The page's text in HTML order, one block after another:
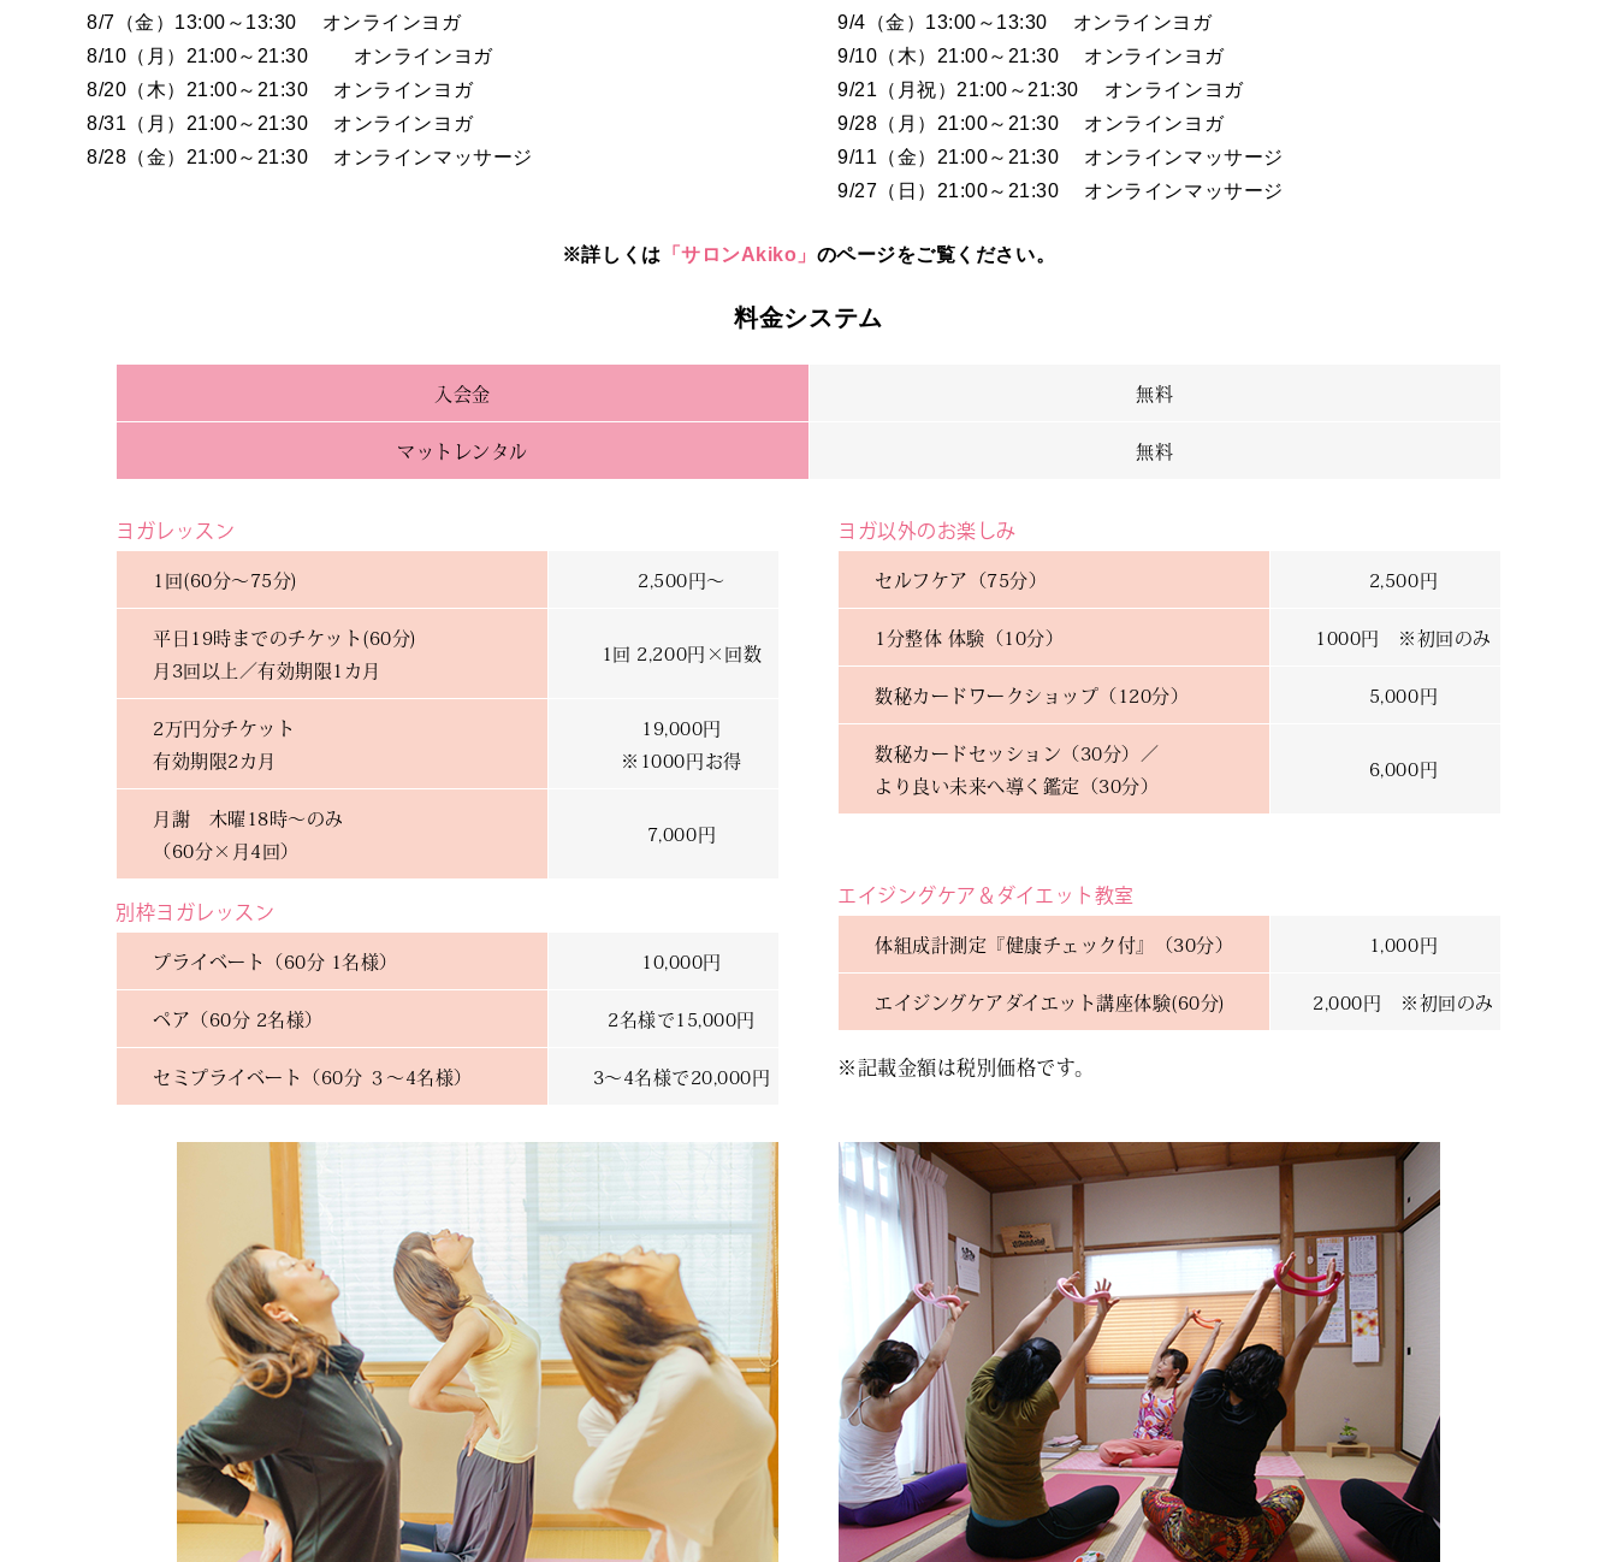
8/7（金）13:00～13:30 オンラインヨガ
8/10（月）21:00～21:30 オンラインヨガ
8/20（木）21:00～21:30 オンラインヨガ
8/31（月）21:00～21:30 オンラインヨガ
8/28（金）21:00～21:30 オンラインマッサージ
9/4（金）13:00～13:30 オンラインヨガ
9/10（木）21:00～21:30 オンラインヨガ
9/21（月祝）21:00～21:30 オンラインヨガ
9/28（月）21:00～21:30 オンラインヨガ
9/11（金）21:00～21:30 オンラインマッサージ
9/27（日）21:00～21:30 オンラインマッサージ
※詳しくは 「サロンAkiko」 のページをご覧ください。
料金システム
入会金 無料
マットレンタル 無料
ヨガレッスン
1回(60分～75分) 2,500円～
平日19時までのチケット(60分)
月3回以上／有効期限1カ月
1回 2,200円×回数
2万円分チケット
有効期限2カ月
19,000円
※1000円お得
月謝 木曜18時～のみ
（60分×月4回）
7,000円
別枠ヨガレッスン
プライベート（60分 1名様） 10,000円
ペア（60分 2名様） 2名様で15,000円
セミプライベート（60分 ３～4名様） 3～4名様で20,000円
ヨガ以外のお楽しみ
セルフケア（75分） 2,500円
1分整体 体験（10分） 1000円 ※初回のみ
数秘カードワークショップ（120分） 5,000円
数秘カードセッション（30分）／
より良い未来へ導く鑑定（30分）
6,000円
エイジングケア＆ダイエット教室
体組成計測定『健康チェック付』（30分） 1,000円
エイジングケアダイエット講座体験(60分) 2,000円 ※初回のみ
※記載金額は税別価格です。